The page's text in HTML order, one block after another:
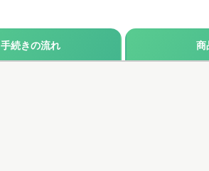
手続きの流れ 商